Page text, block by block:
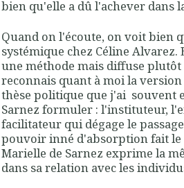
bien qu'elle a dû l'achever dans
Quand on l'écoute, on voit bien
systémique chez Céline Alvarez.
une méthode mais diffuse plutôt
reconnais quant à moi la
thèse politique que j'ai souvent
Sarnez formuler : l'instituteur,
facilitateur qui dégage le
pouvoir inné d'absorption fait le
Marielle de Sarnez exprime la
dans sa relation avec les